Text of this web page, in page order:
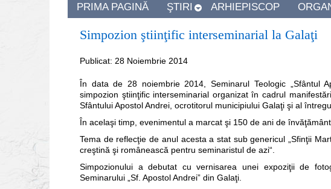
PRIMA PAGINĂ ŞTIRI ARHIEPISCOP
Simpozion ştiinţific interseminarial la Galaţi
Publicat: 28 Noiembrie 2014
În data de 28 noiembrie 2014, Seminarul Teologic „Sfântul
simpozion ştiinţific interseminarial organizat în cadrul
Sfântului Apostol Andrei, ocrotitorul municipiului Galaţi şi al
În acelaşi timp, evenimentul a marcat şi 150 de ani de
Tema de reflecţie de anul acesta a stat sub genericul „Sfinţii
creştină şi românească pentru seminaristul de azi“.
Simpozionului a debutat cu vernisarea unei expoziţii de
Seminarului „Sf. Apostol Andrei” din Galaţi.